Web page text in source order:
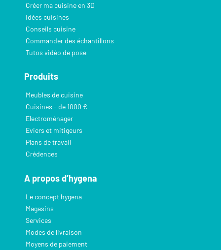
Créer ma cuisine en 3D
Idées cuisines
Conseils cuisine
Commander des échantillons
Tutos vidéo de pose
Produits
Meubles de cuisine
Cuisines - de 1000 €
Electroménager
Eviers et mitigeurs
Plans de travail
Crédences
A propos d’hygena
Le concept hygena
Magasins
Services
Modes de livraison
Moyens de paiement